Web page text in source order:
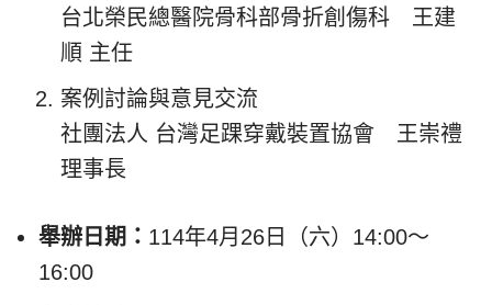
台北榮民總醫院骨科部骨折創傷科 王建
順 主任
案例討論與意見交流
社團法人 台灣足踝穿戴裝置協會 王崇禮
理事長
舉辦日期： 114年4月26日（六）14:00～
16:00